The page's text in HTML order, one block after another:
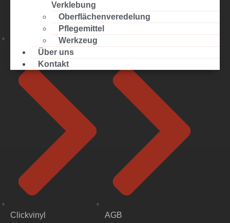
Verklebung
Oberflächenveredelung
Pflegemittel
Werkzeug
Über uns
Kontakt
Fertigparkett
Clickvinyl
Über uns
AGB